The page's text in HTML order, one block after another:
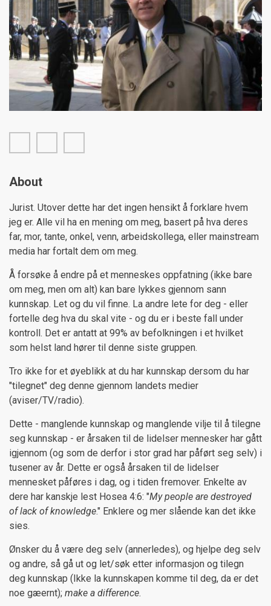
About
Jurist. Utover dette har det ingen hensikt å forklare hvem
jeg er. Alle vil ha en mening om meg, basert på hva deres
far, mor, tante, onkel, venn, arbeidskollega, eller mainstream
media har fortalt dem om meg.
Å forsøke å endre på et menneskes oppfatning (ikke bare
om meg, men om alt) kan bare lykkes gjennom sann
kunnskap. Let og du vil finne. La andre lete for deg - eller
fortelle deg hva du skal vite - og du er i beste fall under
kontroll. Det er antatt at 99% av befolkningen i et hvilket
som helst land hører til denne siste gruppen.
Tro ikke for et øyeblikk at du har kunnskap dersom du har
"tilegnet" deg denne gjennom landets medier
(aviser/TV/radio).
Dette - manglende kunnskap og manglende vilje til å tilegne
seg kunnskap - er årsaken til de lidelser mennesker har gått
igjennom (og som de derfor i stor grad har påført seg selv) i
tusener av år. Dette er også årsaken til de lidelser
mennesket påføres i dag, og i tiden fremover. Enkelte av
dere har kanskje lest Hosea 4:6: "My people are destroyed
of lack of knowledge." Enklere og mer slående kan det ikke
sies.
Ønsker du å være deg selv (annerledes), og hjelpe deg selv
og andre, så gå ut og let/søk etter informasjon og tilegn
deg kunnskap (Ikke la kunnskapen komme til deg, da er det
noe gæernt); make a difference.